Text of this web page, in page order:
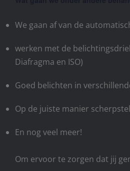
We gaan af van de
werken met de
Diafragma en ISO)
Goed belichten in
Op de juiste manier
En nog veel meer!
Om ervoor te zorgen dat jij